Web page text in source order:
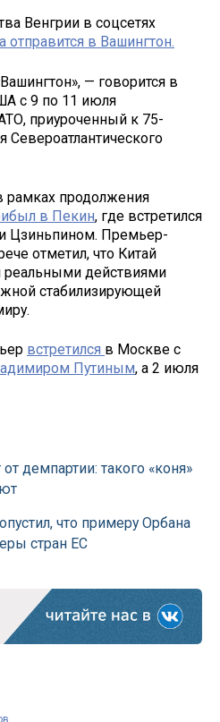
Венгрии в соцсетях
отправится в Вашингтон.
— говорится в
с 9 по 11 июля
приуроченный к 75-
Североатлантического
рамках продолжения
в Пекин, где встретился
Цзиньпином. Премьер-
отметил, что Китай
действиями
стабилизирующей
встретился в Москве с
Путиным, а 2 июля
демпартии: такого «коня»
что примеру Орбана
стран ЕС